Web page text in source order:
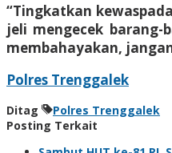
“Tingkatkan
jeli mengecek
membahayakan,
Polres Trenggalek
Ditag
Polres Trenggalek
Posting Terkait